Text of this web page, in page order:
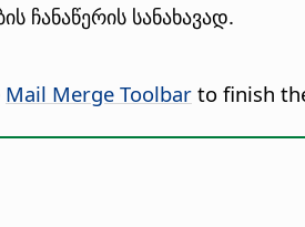
ჩანაწერის სანახავად.
Mail Merge Toolbar to finish